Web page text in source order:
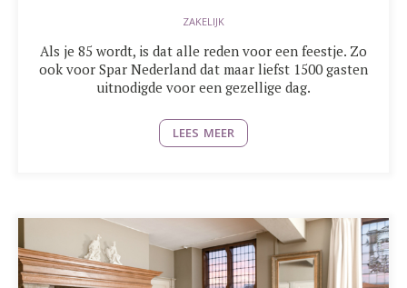
ZAKELIJK
Als je 85 wordt, is dat alle reden voor een feestje. Zo
ook voor Spar Nederland dat maar liefst 1500 gasten
uitnodigde voor een gezellige dag.
LEES MEER